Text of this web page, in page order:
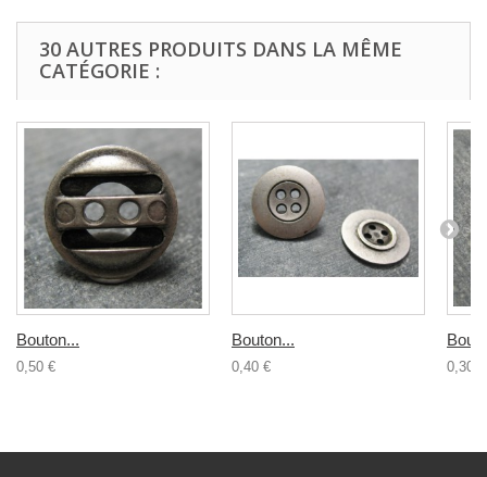
30 AUTRES PRODUITS DANS LA MÊME
CATÉGORIE :
Bouton...
0,50 €
Bouton...
0,40 € 0,30 €